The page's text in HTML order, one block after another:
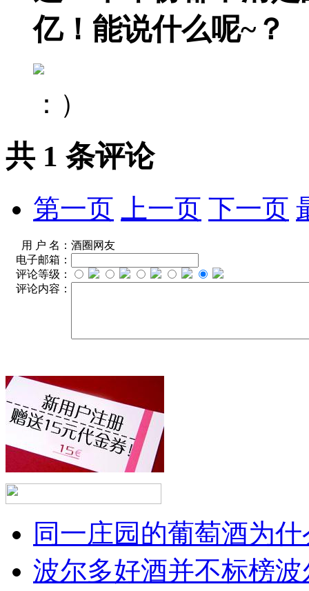
亿！能说什么呢~？
：）
共 1 条评论
第一页 上一页 下一页
用 户 名： 酒圈网友
电子邮箱：
评论等级：
评论内容：
同一庄园的葡萄酒为
波尔多好酒并不标榜